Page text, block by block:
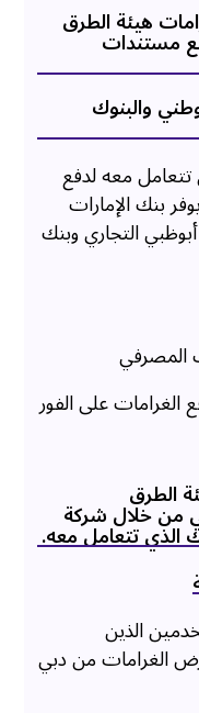
هيئة الطرق
مستندات
والبنوك
معه لدفع
بنك الإمارات
التجاري وبنك
المصرفي
الغرامات على الفور
الطرق
من خلال شركة
الذي تتعامل معه.
الذين
الغرامات من دبي